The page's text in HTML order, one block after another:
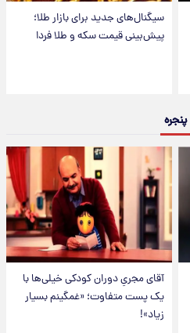
سیگنال‌های جدید برای بازار طلا؛
پیش‌بینی قیمت سکه و طلا فردا
پنجره
آقای مجریِ دوران کودکی خیلی‌ها با
یک پست متفاوت؛ «غمگینم بسیار
زیاد»!